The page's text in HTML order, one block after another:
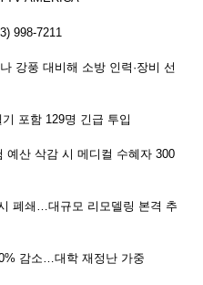
998-7211
강풍 대비해 소방 인력·장비 선
포함 129명 긴급 투입
산 삭감 시 메디컬 수혜자 300
폐쇄…대규모 리모델링 본격 추
감소…대학 재정난 가중